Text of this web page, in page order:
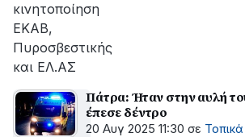
κινητοποίηση
ΕΚΑΒ,
Πυροσβεστικής
και ΕΛ.ΑΣ
Πάτρα: Ήταν στην αυλή
έπεσε δέντρο
20 Αυγ 2025 11:30 σε Τοπικά